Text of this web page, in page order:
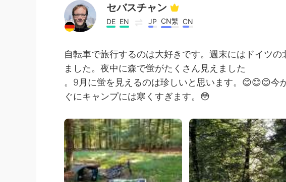
セバスチャン
DE EN JP CN繁 CN
自転車で旅行するのは大好きです。週末にはドイツ
ました。夜中に森で蛍がたくさん見えました
。9月に蛍を見えるのは珍しいと思います。😊😊😊今
ぐにキャンプには寒くすぎます。😳